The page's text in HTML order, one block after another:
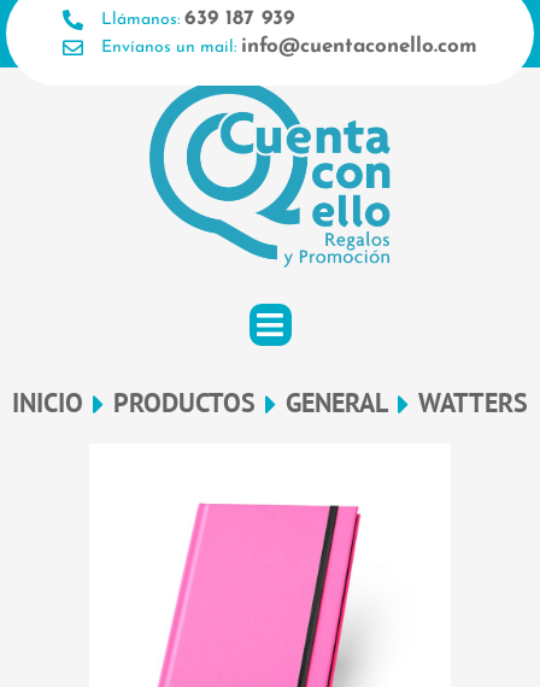
Ir
al
contenido
Llámanos: 639 187 939
Envíanos un mail: info@cuentaconello.com
INICIO PRODUCTOS GENERAL WATTERS